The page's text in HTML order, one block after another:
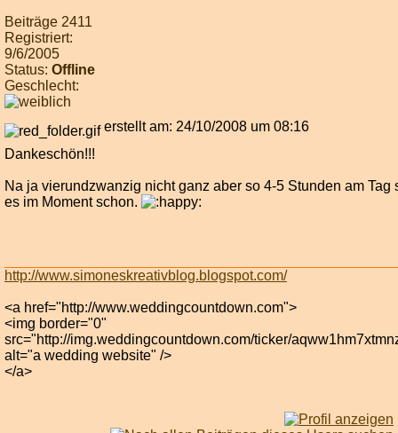
Beiträge 2411
Registriert:
9/6/2005
Status: Offline
Geschlecht:
erstellt am: 24/10/2008 um 08:16
Dankeschön!!!
Na ja vierundzwanzig nicht ganz aber so 4-5 Stunden am Tag
es im Moment schon.
http://www.simoneskreativblog.blogspot.com/
<a href="http://www.weddingcountdown.com">
<img border="0"
src="http://img.weddingcountdown.com/ticker/
alt="a wedding website" />
</a>